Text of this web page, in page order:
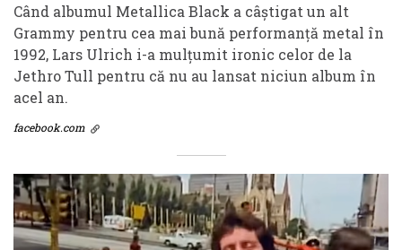
Când albumul Metallica Black a câștigat un alt
Grammy pentru cea mai bună performanță metal în
1992, Lars Ulrich i-a mulțumit ironic celor de la
Jethro Tull pentru că nu au lansat niciun album în
acel an.
facebook.com